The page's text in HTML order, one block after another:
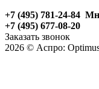
+7 (495) 781-24-84
+7 (495) 677-08-20
Заказать звонок
2026 © Аспро: